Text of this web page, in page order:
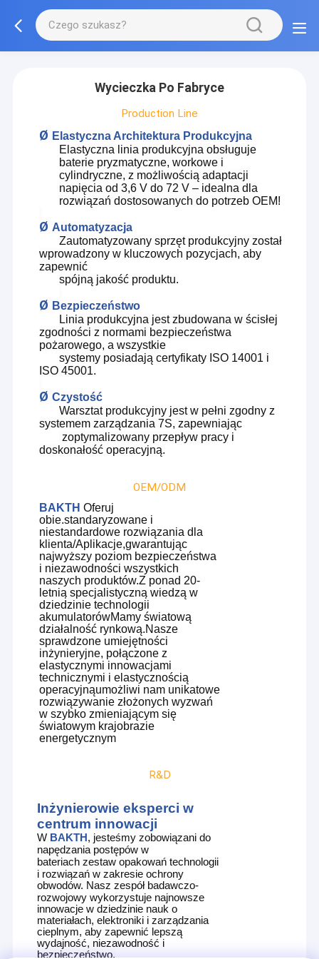
Wycieczka Po Fabryce
Production Line
Ø Elastyczna Architektura Produkcyjna
Elastyczna linia produkcyjna obsługuje
baterie pryzmatyczne, workowe i
cylindryczne, z możliwością adaptacji
napięcia od 3,6 V do 72 V – idealna dla
rozwiązań dostosowanych do potrzeb OEM!
Ø Automatyzacja
Zautomatyzowany sprzęt produkcyjny został
wprowadzony w kluczowych pozycjach, aby
zapewnić
spójną jakość produktu.
Ø Bezpieczeństwo
Linia produkcyjna jest zbudowana w ścisłej
zgodności z normami bezpieczeństwa
pożarowego, a wszystkie
systemy posiadają certyfikaty ISO 14001 i
ISO 45001.
Ø Czystość
Warsztat produkcyjny jest w pełni zgodny z
systemem zarządzania 7S, zapewniając
zoptymalizowany przepływ pracy i
doskonałość operacyjną.
OEM/ODM
BAKTH Oferuj
obie.standaryzowane i
niestandardowe rozwiązania dla
klienta/Aplikacje,gwarantując
najwyższy poziom bezpieczeństwa
i niezawodności wszystkich
naszych produktów.Z ponad 20-
letnią specjalistyczną wiedzą w
dziedzinie technologii
akumulatorówMamy światową
działalność rynkową.Nasze
sprawdzone umiejętności
inżynieryjne, połączone z
elastycznymi innowacjami
technicznymi i elastycznością
operacyjnąumożliwi nam unikatowe
rozwiązywanie złożonych wyzwań
w szybko zmieniającym się
światowym krajobrazie
energetycznym
R&D
Inżynierowie eksperci w
centrum innowacji
W BAKTH , jesteśmy zobowiązani do
napędzania postępów w
bateriach zestaw opakowań technologii
i rozwiązań w zakresie ochrony
obwodów. Nasz zespół badawczo-
rozwojowy wykorzystuje najnowsze
innowacje w dziedzinie nauk o
materiałach, elektroniki i zarządzania
cieplnym, aby zapewnić lepszą
wydajność, niezawodność i
bezpieczeństwo.